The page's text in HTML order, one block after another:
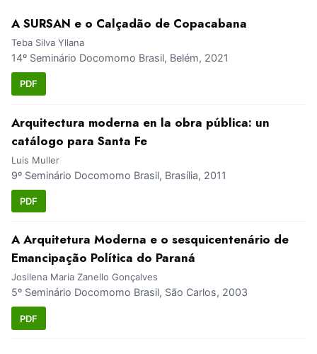
A SURSAN e o Calçadão de Copacabana
Teba Silva Yllana
14º Seminário Docomomo Brasil, Belém, 2021
PDF
Arquitectura moderna en la obra pública: un
catálogo para Santa Fe
Luis Muller
9º Seminário Docomomo Brasil, Brasília, 2011
PDF
A Arquitetura Moderna e o sesquicentenário de
Emancipação Política do Paraná
Josilena Maria Zanello Gonçalves
5º Seminário Docomomo Brasil, São Carlos, 2003
PDF